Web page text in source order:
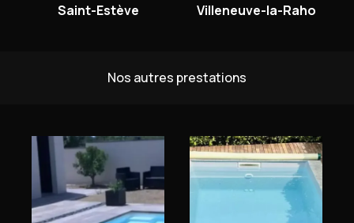
Saint-Estève Villeneuve-la-Raho
Nos autres prestations